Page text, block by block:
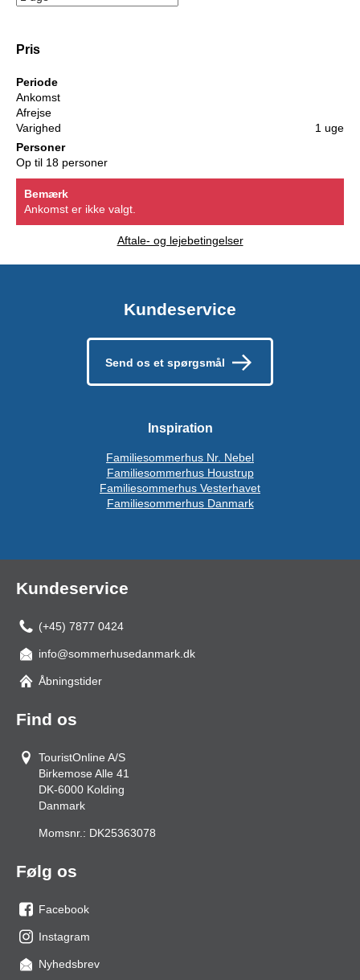
Pris
Periode
Ankomst
Afrejse
Varighed
1 uge
Personer
Op til 18 personer
Bemærk
Ankomst er ikke valgt.
Aftale- og lejebetingelser
Kundeservice
Send os et spørgsmål
Inspiration
Familiesommerhus Nr. Nebel
Familiesommerhus Houstrup
Familiesommerhus Vesterhavet
Familiesommerhus Danmark
Kundeservice
(+45) 7877 0424
info@sommerhusedanmark.dk
Åbningstider
Find os
TouristOnline A/S
Birkemose Alle 41
DK-6000 Kolding
Danmark
Momsnr.: DK25363078
Følg os
os
på
facebook
Facebook
os
på
Instagram
Nyhedsbrev